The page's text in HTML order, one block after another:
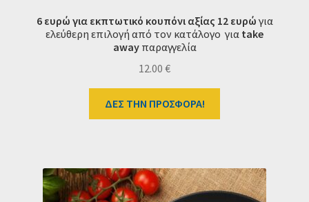
6 ευρώ για εκπτωτικό κουπόνι αξίας 12 ευρώ για
ελεύθερη επιλογή από τον κατάλογο για take
away παραγγελία
12.00 €
ΔΕΣ ΤΗΝ ΠΡΟΣΦΟΡΑ!